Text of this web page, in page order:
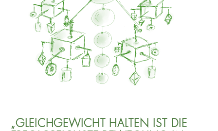
„GLEICHGEWICHT HALTEN IST DIE